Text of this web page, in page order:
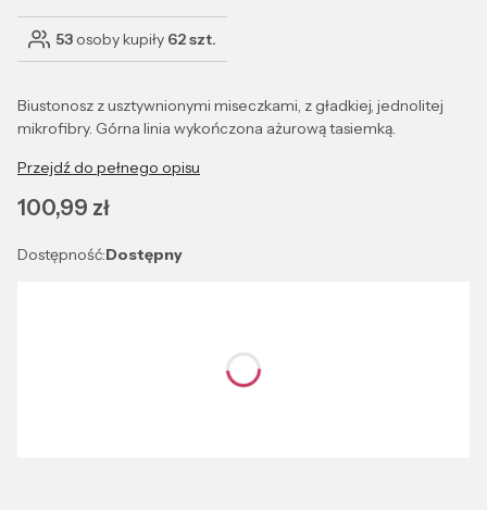
53 osoby kupiły 62 szt.
Biustonosz z usztywnionymi miseczkami, z gładkiej, jednolitej
mikrofibry. Górna linia wykończona ażurową tasiemką.
Przejdź do pełnego opisu
Cena
100,99 zł
Dostępność:Dostępny